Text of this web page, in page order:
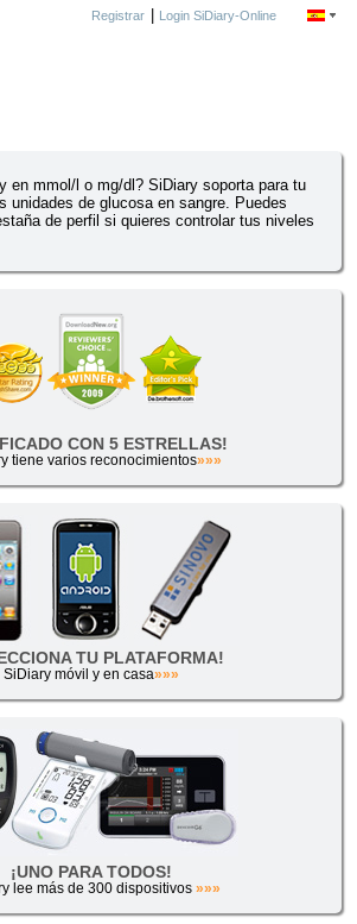
Registrar| Login SiDiary-Online
en mmol/l o mg/dl? SiDiary soporta para tu
unidades de glucosa en sangre. Puedes
de perfil si quieres controlar tus niveles
CON 5 ESTRELLAS!
tiene varios reconocimientos»»»
TU PLATAFORMA!
SiDiary móvil y en casa»»»
¡UNO PARA TODOS!
lee más de 300 dispositivos »»»